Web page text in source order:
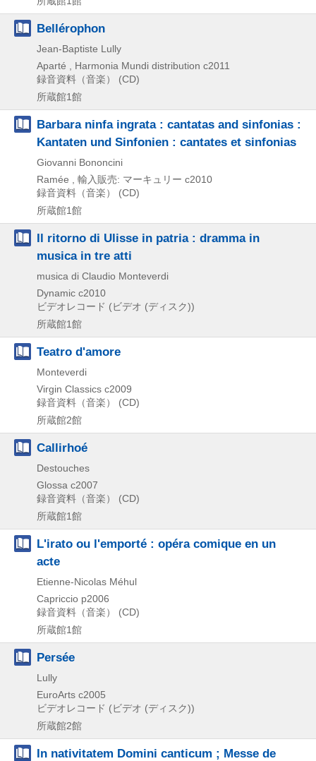
Bellérophon
Jean-Baptiste Lully
Aparté , Harmonia Mundi distribution c2011
録音資料（音楽） (CD)
所蔵館1館
Barbara ninfa ingrata : cantatas and sinfonias :
Kantaten und Sinfonien : cantates et sinfonias
Giovanni Bononcini
Ramée , 輸入販売: マーキュリー c2010
録音資料（音楽） (CD)
所蔵館1館
Il ritorno di Ulisse in patria : dramma in
musica in tre atti
musica di Claudio Monteverdi
Dynamic c2010
ビデオレコード (ビデオ (ディスク))
所蔵館1館
Teatro d'amore
Monteverdi
Virgin Classics c2009
録音資料（音楽） (CD)
所蔵館2館
Callirhoé
Destouches
Glossa c2007
録音資料（音楽） (CD)
所蔵館1館
L'irato ou l'emporté : opéra comique en un
acte
Etienne-Nicolas Méhul
Capriccio p2006
録音資料（音楽） (CD)
所蔵館1館
Persée
Lully
EuroArts c2005
ビデオレコード (ビデオ (ディスク))
所蔵館2館
In nativitatem Domini canticum ; Messe de